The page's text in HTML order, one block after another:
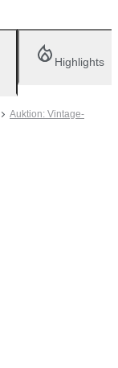
Highlights
Auktion: Vintage-